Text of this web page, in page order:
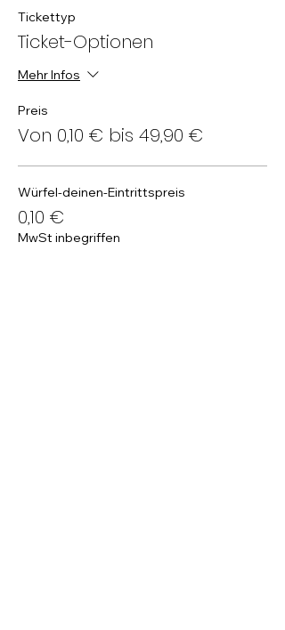
Tickettyp
Ticket-Optionen
Mehr Infos
Preis
Von 0,10 € bis 49,90 €
Würfel-deinen-Eintrittspreis
0,10 €
MwSt inbegriffen